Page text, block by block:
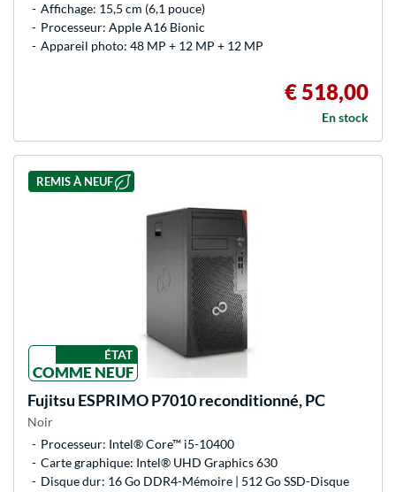
Affichage: 15,5 cm (6,1 pouce)
Processeur: Apple A16 Bionic
Appareil photo: 48 MP + 12 MP + 12 MP
€ 518,00
En stock
REMIS À NEUF
ÉTAT
COMME NEUF
Fujitsu ESPRIMO P7010 reconditionné, PC
Noir
Processeur: Intel® Core™ i5-10400
Carte graphique: Intel® UHD Graphics 630
Disque dur: 16 Go DDR4-Mémoire | 512 Go SSD-Disque